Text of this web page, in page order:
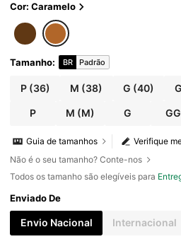
Cor: Caramelo
Tamanho: BR Padrão
P(36) M (38) G (40) G
P M (M) G GG
Verifique
Guia de tamanhos
Não é o seu tamanho? Conte-nos
Todos os tamanho são elegíveis para
Enviado De
Envio Nacional Internacional